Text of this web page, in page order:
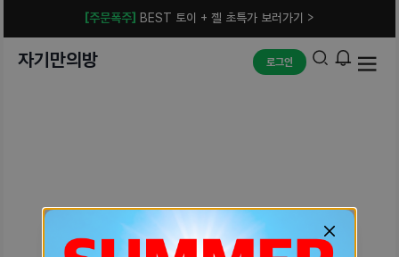
[주문폭주] BEST 토이 + 젤 초특가 보러가기 >
자기만의방 로그인